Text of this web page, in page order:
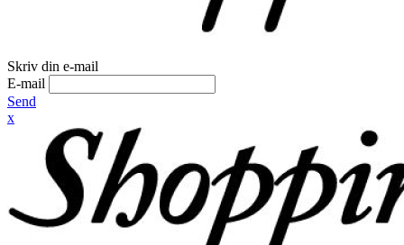
Skriv din e-mail
E-mail
Send
x